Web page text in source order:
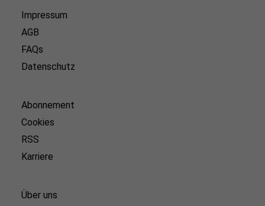
Impressum
AGB
FAQs
Datenschutz
Abonnement
Cookies
RSS
Karriere
Über uns